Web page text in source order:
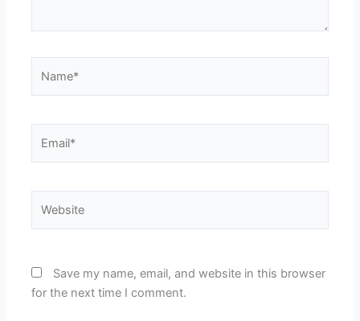
Save my name, email, and website in this browser
for the next time I comment.